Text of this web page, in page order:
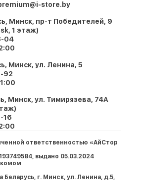
store.by
Минск, пр-т Победителей, 9
1 этаж)
04
Минск, ул. Ленина, 5
92
Минск, ул. Тимирязева, 74A
16
ответственностью «АйСтор
выдано 05.03.2024
Беларусь, г. Минcк, ул. Ленина, д.5,